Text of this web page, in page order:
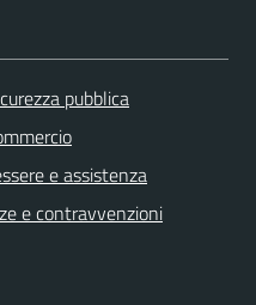
pubblica
e assistenza
e contravvenzioni